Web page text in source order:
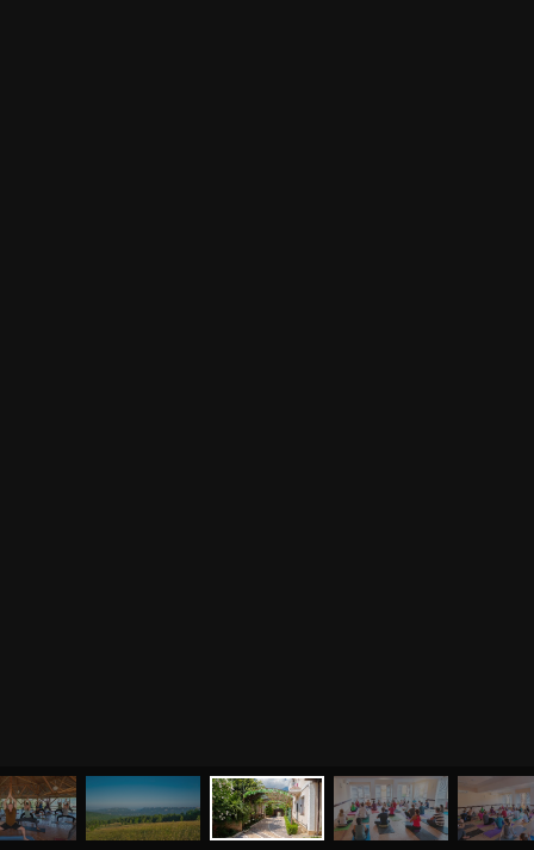
ЙОГА СЕМИНАРЫ МЕНЮ О НАС МАГАЗИН